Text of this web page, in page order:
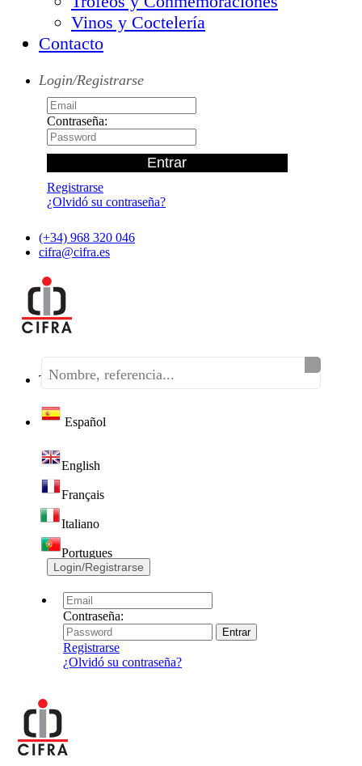
Vinos y Coctelería
Contacto
Login/Registrarse
Contraseña:
Registrarse
¿Olvidó su contraseña?
(+34) 968 320 046
cifra@cifra.es
Teléfono:(+34) 968 320 046
Español
English
Français
Italiano
Portugues
Login/Registrarse
Contraseña:
Registrarse
¿Olvidó su contraseña?